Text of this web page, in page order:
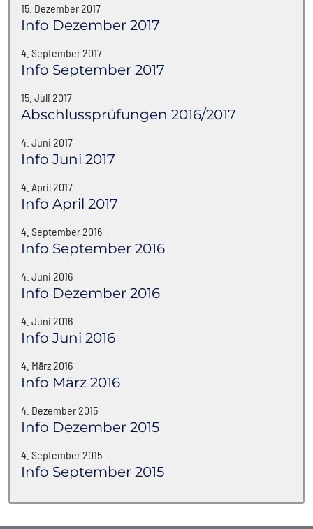
15. Dezember 2017
Info Dezember 2017
4. September 2017
Info September 2017
15. Juli 2017
Abschlussprüfungen 2016/2017
4. Juni 2017
Info Juni 2017
4. April 2017
Info April 2017
4. September 2016
Info September 2016
4. Juni 2016
Info Dezember 2016
4. Juni 2016
Info Juni 2016
4. März 2016
Info März 2016
4. Dezember 2015
Info Dezember 2015
4. September 2015
Info September 2015